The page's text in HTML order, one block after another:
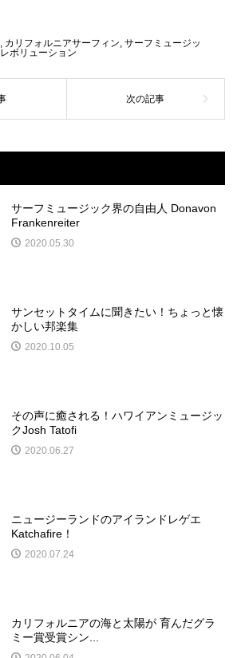
カリフォルニアサーフィン サーフミュージッ
レボリューション
サーフミュージック界の自由人 Donavon
Frankenreiter
2020.05.30
サンセットタイムに聞きたい！ちょっと懐
かしい邦楽集
2020.10.05
その声に癒される！ハワイアンミュージッ
クJosh Tatofi
2020.06.27
ニュージーランドのアイランドレゲエ
Katchafire！
2020.07.24
カリフォルニアの海と太陽が 育んだグラ
ミー賞受賞シン...